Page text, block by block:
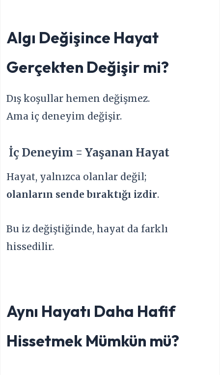
Algı Değişince Hayat
Gerçekten Değişir mi?
Dış koşullar hemen değişmez.
Ama iç deneyim değişir.
İç Deneyim = Yaşanan Hayat
Hayat, yalnızca olanlar değil;
olanların sende bıraktığı izdir.
Bu iz değiştiğinde, hayat da farklı
hissedilir.
Aynı Hayatı Daha Hafif
Hissetmek Mümkün mü?